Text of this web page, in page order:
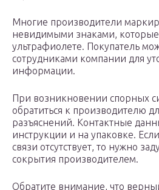
Многие производители
невидимыми знаками, которые
ультрафиолете. Покупатель
сотрудниками компании для
информации.
При возникновении спорных
обратиться к производителю
разъяснений. Контактные
инструкции и на упаковке.
связи отсутствует, то нужно
сокрытия производителем.
Обратите внимание, что